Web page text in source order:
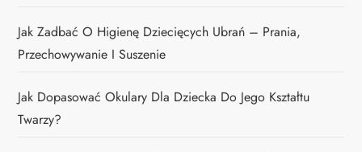
Jak Zadbać O Higienę Dziecięcych Ubrań – Prania,
Przechowywanie I Suszenie
Jak Dopasować Okulary Dla Dziecka Do Jego Kształtu
Twarzy?